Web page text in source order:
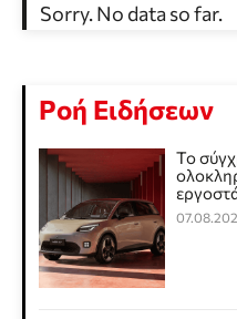
Sorry. No data so far.
Ροή Ειδήσεων
Το